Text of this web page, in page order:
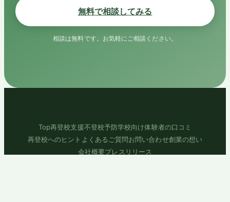
無料で相談してみる
相談は無料です。お気軽にご相談ください。
Top再登校支援不登校予防学校向け体験者の口コミ
再登校へのヒント よくあるご質問お問い合わせ創業の想い
会社概要プレスリリース